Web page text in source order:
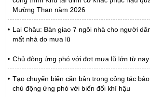
Mường Than năm 2026
Lai Châu: Bàn giao 7 ngôi nhà cho người
mất nhà do mưa lũ
Chủ động ứng phó với đợt mưa lũ lớn từ
Tạo chuyển biến căn bản trong công tác
chủ động ứng phó với biến đổi khí hậu